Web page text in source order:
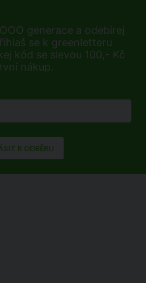
generace a odebírej
se k greenletteru
kód se slevou 100,- Kč
nákup.
K ODBĚRU